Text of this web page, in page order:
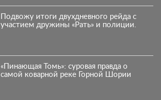
Подвожу итоги двухдневного рейда с
участием дружины «Рать» и полиции.
«Пинающая Томь»: суровая правда о
самой коварной реке Горной Шории